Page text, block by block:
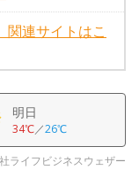
関連サイトはこ
明日
34℃／26℃
ライフビジネスウェザー